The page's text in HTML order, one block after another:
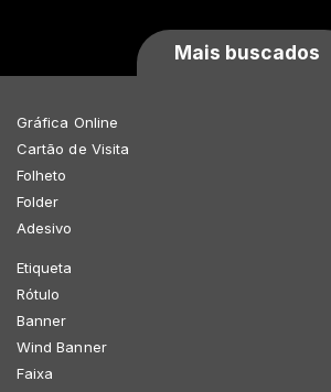
Mais buscados
Gráfica Online
Cartão de Visita
Folheto
Folder
Adesivo
Etiqueta
Rótulo
Banner
Wind Banner
Faixa